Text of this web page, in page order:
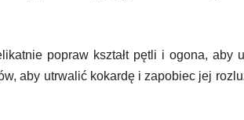
popraw kształt pętli i ogona, aby
aby utrwalić kokardę i zapobiec jej